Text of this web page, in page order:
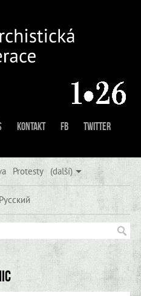
Kontakt FB
Twitter
Protesty (další)
Русский